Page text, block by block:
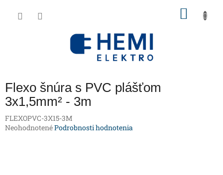
Flexo šnúra s PVC plášťom
3x1,5mm² - 3m
FLEXOPVC-3X15-3M
Priemerné
NeohodnotenéPodrobnosti hodnotenia